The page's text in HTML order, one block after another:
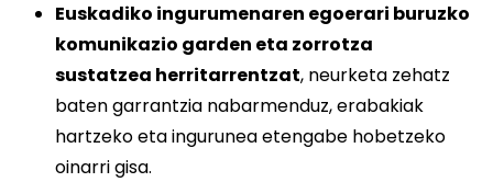
Euskadiko ingurumenaren egoerari buruzko
komunikazio garden eta zorrotza
sustatzea herritarrentzat, neurketa zehatz
baten garrantzia nabarmenduz, erabakiak
hartzeko eta ingurunea etengabe hobetzeko
oinarri gisa.